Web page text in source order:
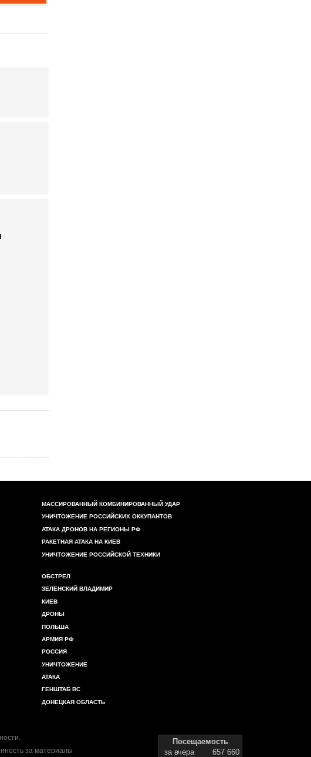
МАССИРОВАННЫЙ КОМБИНИРОВАННЫЙ УДАР
УНИЧТОЖЕНИЕ РОССИЙСКИХ ОККУПАНТОВ
АТАКА ДРОНОВ НА РЕГИОНЫ РФ
РАКЕТНАЯ АТАКА НА КИЕВ
УНИЧТОЖЕНИЕ РОССИЙСКОЙ ТЕХНИКИ
ОБСТРЕЛ
ЗЕЛЕНСКИЙ ВЛАДИМИР
КИЕВ
ДРОНЫ
ПОЛЬША
АРМИЯ РФ
РОССИЯ
УНИЧТОЖЕНИЕ
АТАКА
ГЕНШТАБ ВС
ДОНЕЦКАЯ ОБЛАСТЬ
.
за материалы
Посещаемость
за вчера
657 660